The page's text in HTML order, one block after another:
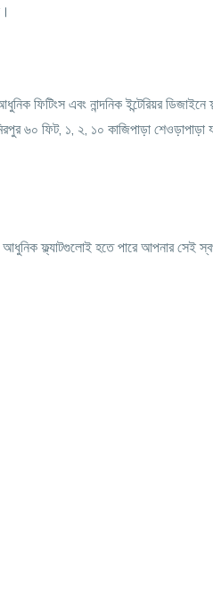
ফিটিংস এবং নান্দনিক ইন্টেরিয়র
৬০ ফিট, ১, ২, ১০ কাজিপাড়া শেওড়াপাড়া
আধুনিক ফ্ল্যাটগুলোই হতে পারে আপনার সেই